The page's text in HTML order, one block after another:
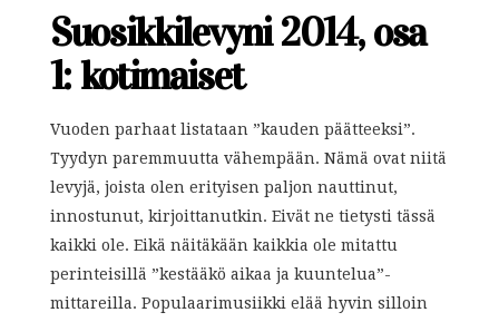
Suosikkilevyni 2014, osa
1: kotimaiset
Vuoden parhaat listataan ”kauden päätteeksi”.
Tyydyn paremmuutta vähempään. Nämä ovat niitä
levyjä, joista olen erityisen paljon nauttinut,
innostunut, kirjoittanutkin. Eivät ne tietysti tässä
kaikki ole. Eikä näitäkään kaikkia ole mitattu
perinteisillä ”kestääkö aikaa ja kuuntelua”-
mittareilla. Populaarimusiikki elää hyvin silloin